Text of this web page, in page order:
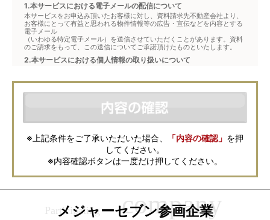
1.本サービスにおける電子メールの配信について
本サービスをお申込み頂いたお客様に対し、資料請求先不動産会社より、
お客様にとって有益と思われる物件情報等の広告・宣伝などを内容とする
電子メール
（いわゆる特定電子メール）を送信させていただくことがあります。資料
のご請求をもって、この送信についてご承諾頂けたものといたします。
2.本サービスにおける個人情報の取り扱いについて
本フォームからお客様が記入・登録された個人情報は、ダイレクトメール
などの資料送付・電子メールの送信・電話連絡などの目的で資料請求先不
動産会社が利用・保管します。資料請求先不動産会社が保管する個人情報
の取扱いについては、各不動産会社に直接お問合せください。
また、上記とは別にメジャーセブンでは本サービスを円滑に運用するため
に、お客様の個人情報をサービスご利用の控えとして一定期間保管いたし
ます。 ご記入の内容が不明瞭で資料をお送りできない場合、その他当社が
本サービスを円滑に運用するために必要な範囲において、直接メジャーセ
ブンから確認のご連絡をさせていただくことがありますので、あらかじめ
ご了承ください。
メジャーセブンの個人情報の取扱い方針についてはこちらをご覧くださ
※上記条件をご了承いただいた場合、 「内容の確認」 を押
してください。
※内容確認ボタンは一度だけ押してください。
メジャーセブン参画企業